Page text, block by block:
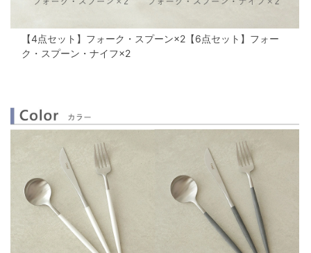
【4点セット】フォーク・スプーン×2 【6点セット】フォー
ク・スプーン・ナイフ×2